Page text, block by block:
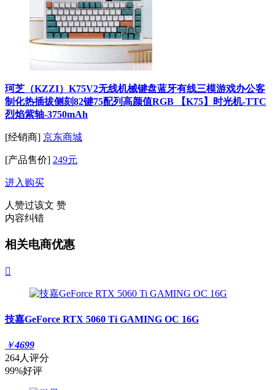
珂芝（KZZI）K75V2无线机械键盘蓝牙有线三模游戏办公客
制化热插拔侧刻82键75配列高颜值RGB 【K75】时光机-TTC
烈焰紫轴-3750mAh
[经销商] 京东商城
[产品售价] 249元
进入购买
人赞过该文 赞
内容纠错
相关电商优惠

技嘉GeForce RTX 5060 Ti GAMING OC 16G
￥4699
264人评分
99%好评